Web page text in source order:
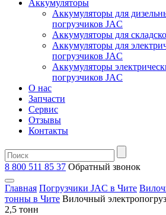
Аккумуляторы
Аккумуляторы для
погрузчиков JAC
Аккумуляторы для
Аккумуляторы для
погрузчиков JAC
Аккумуляторы
погрузчиков JAC
О нас
Запчасти
Сервис
Отзывы
Контакты
8 800 511 85 37 Oбратный звонок
Главная Погрузчики JAC в Чите
тонны в Чите Вилочный
2,5 тонн